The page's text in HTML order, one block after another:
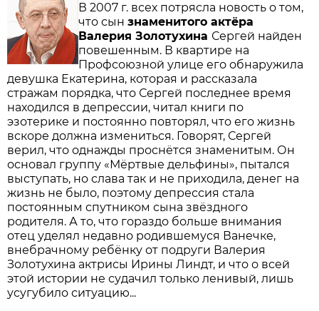
В 2007 г. всех потрясла новость о том,
что сынзнаменитого актёра
Валерия Золотухина Сергей найден
повешенным. В квартире на
Профсоюзной улице его обнаружила
девушка Екатерина, которая и рассказала
стражам порядка, что Сергей последнее время
находился в депрессии, читал книги по
эзотерике и постоянно повторял, что его жизнь
вскоре должна измениться. Говорят, Сергей
верил, что однажды проснётся знаменитым. Он
основал группу «Мёртвые дельфины», пытался
выступать, но слава так и не приходила, денег на
жизнь не было, поэтому депрессия стала
постоянным спутником сына звёздного
родителя. А то, что гораздо больше внимания
отец уделял недавно родившемуся Ванечке,
внебрачному ребёнку от подруги Валерия
Золотухина актрисы Ирины Линдт, и что о всей
этой истории не судачил только ленивый, лишь
усугубило ситуацию...